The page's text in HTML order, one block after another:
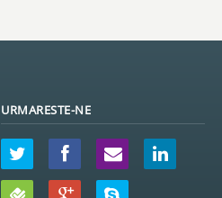
URMARESTE-NE